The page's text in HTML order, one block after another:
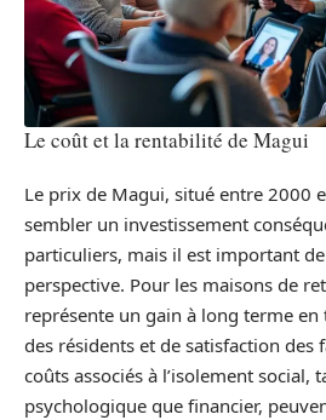
Le coût et la rentabilité de Magui
Le prix de Magui, situé entre 2000
sembler un investissement
particuliers, mais il est important
perspective. Pour les maisons de
représente un gain à long terme en
des résidents et de satisfaction des
coûts associés à l’isolement social,
psychologique que financier,